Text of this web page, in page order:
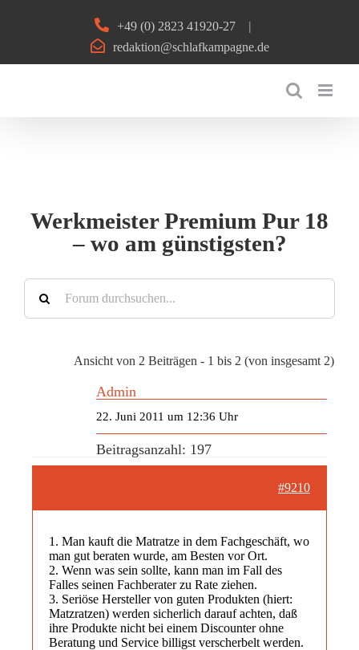
+49 (0) 2823 41920-27
|
redaktion@schlafkampagne.de
Werkmeister Premium Pur 18
– wo am günstigsten?
Ansicht von 2 Beiträgen - 1 bis 2 (von insgesamt 2)
Admin
22. Juni 2011 um 12:36 Uhr
Beitragsanzahl: 197
#9210
1. Man kauft die Matratze in dem Fachgeschäft, wo
man gut beraten wurde, am Besten vor Ort.
2. Wenn was sein sollte, kann man im Fall des
Falles seinen Fachberater zu Rate ziehen.
3. Seriöse Hersteller von guten Produkten (hiert:
Matzratzen) werden sicherlich darauf achten, daß
ihre Produkte nicht bei einem Discounter ohne
Beratung und Service billigst verscherbelt werden.